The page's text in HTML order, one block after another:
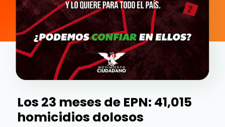
Los 23 meses de EPN: 41,015
homicidios dolosos